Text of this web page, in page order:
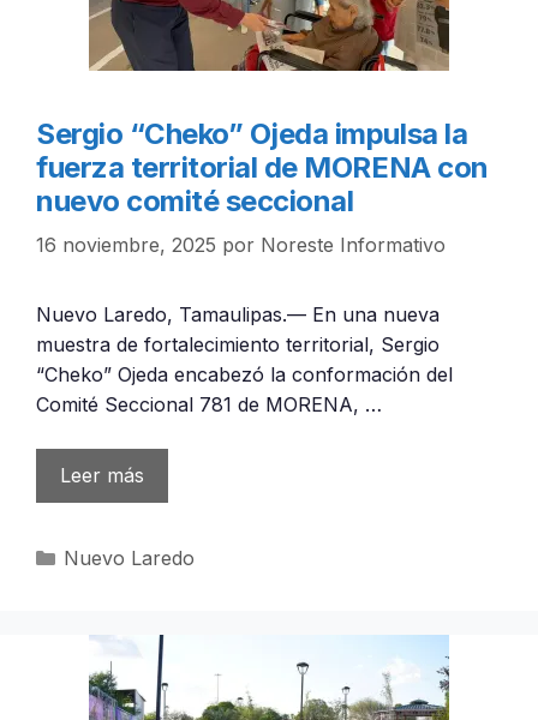
Sergio “Cheko” Ojeda impulsa la
fuerza territorial de MORENA con
nuevo comité seccional
16 noviembre, 2025 por Noreste Informativo
Nuevo Laredo, Tamaulipas.— En una nueva
muestra de fortalecimiento territorial, Sergio
“Cheko” Ojeda encabezó la conformación del
Comité Seccional 781 de MORENA, …
Leer más
Categorías
Nuevo Laredo